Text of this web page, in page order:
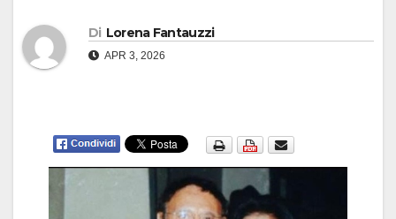
Di Lorena Fantauzzi
APR 3, 2026